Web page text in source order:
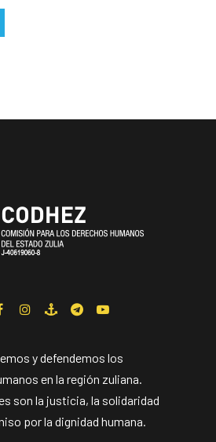
y defendemos los
en la región zuliana.
son la justicia, la solidaridad
por la dignidad humana.